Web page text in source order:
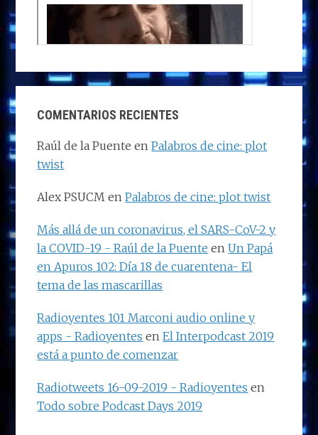
COMENTARIOS RECIENTES
Raúl de la Puente enPalabros de cine: plot
twist
Alex PSUCM enPalabros de cine: plot twist
Más allá de un coronavirus, el SARS-CoV-2 y
la COVID-19 - Raúl de la Puente enUn Papá
en Apuros 102: Día 18 de cuarentena- El
tema de las mascarillas
Radioyentes 101 Marconi audio online y
apps - Radioyentes enEl Interpodcast 2019
está a punto de comenzar
Radiotweets 16-09-2019 - Radioyentes en
Todo sobre Podcast Days 2019